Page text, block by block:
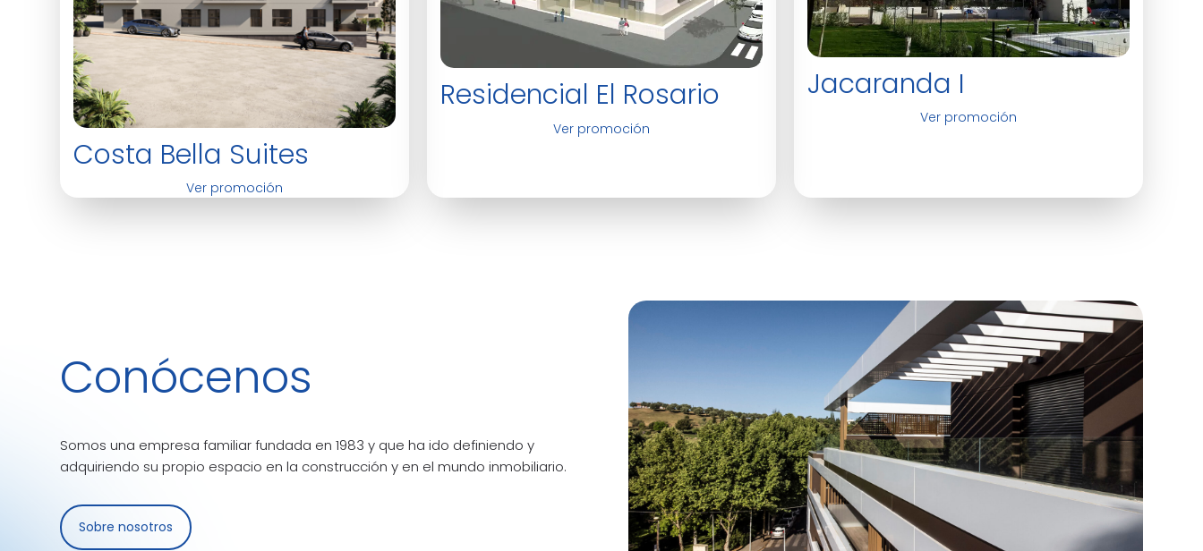
Costa Bella Suites
Ver promoción
Residencial El Rosario
Ver promoción
Jacaranda I
Ver promoción
Conócenos
Somos una empresa familiar fundada en 1983 y que ha ido definiendo y
adquiriendo su propio espacio en la construcción y en el mundo inmobiliario.
Sobre nosotros